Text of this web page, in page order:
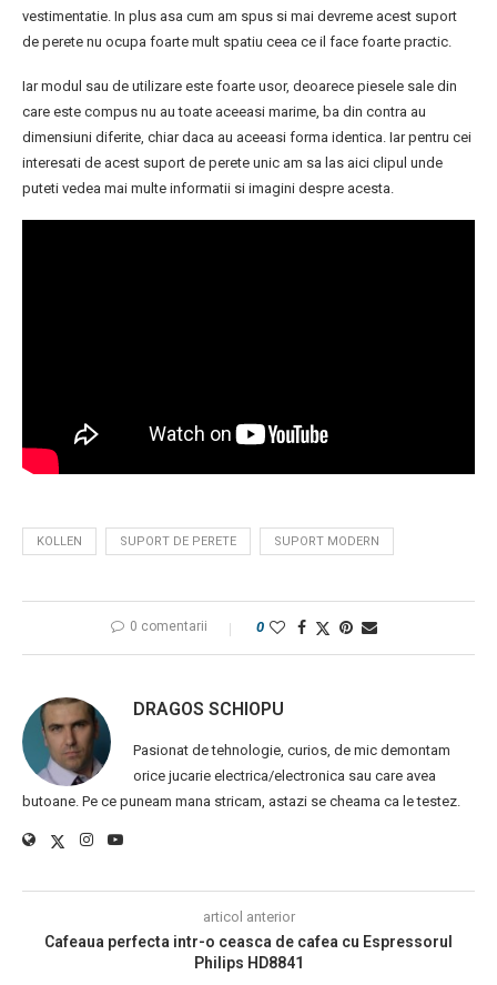
vestimentatie. In plus asa cum am spus si mai devreme acest suport
de perete nu ocupa foarte mult spatiu ceea ce il face foarte practic.
Iar modul sau de utilizare este foarte usor, deoarece piesele sale din
care este compus nu au toate aceeasi marime, ba din contra au
dimensiuni diferite, chiar daca au aceeasi forma identica. Iar pentru cei
interesati de acest suport de perete unic am sa las aici clipul unde
puteti vedea mai multe informatii si imagini despre acesta.
KOLLEN SUPORT DE PERETE SUPORT MODERN
0 comentarii 0
DRAGOS SCHIOPU
Pasionat de tehnologie, curios, de mic demontam
orice jucarie electrica/electronica sau care avea
butoane. Pe ce puneam mana stricam, astazi se cheama ca le testez.
articol anterior
Cafeaua perfecta intr-o ceasca de cafea cu Espressorul
Philips HD8841